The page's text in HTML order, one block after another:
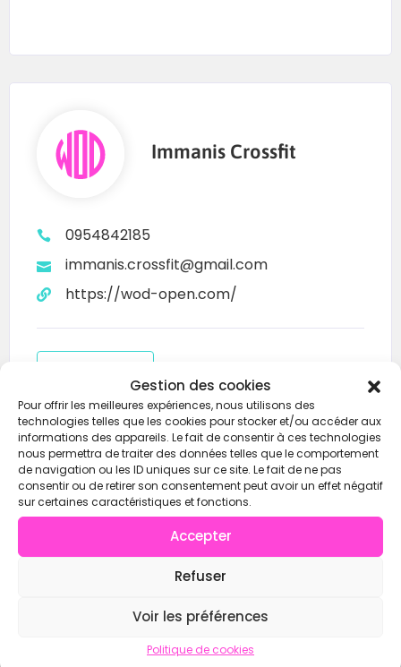
Gestion des cookies
Pour offrir les meilleures expériences, nous utilisons des
technologies telles que les cookies pour stocker et/ou accéder aux
informations des appareils. Le fait de consentir à ces technologies
nous permettra de traiter des données telles que le comportement
de navigation ou les ID uniques sur ce site. Le fait de ne pas
consentir ou de retirer son consentement peut avoir un effet négatif
sur certaines caractéristiques et fonctions.
Accepter
Refuser
Voir les préférences
Politique de cookies
Immanis Crossfit
0954842185
immanis.crossfit@gmail.com
https://wod-open.com/